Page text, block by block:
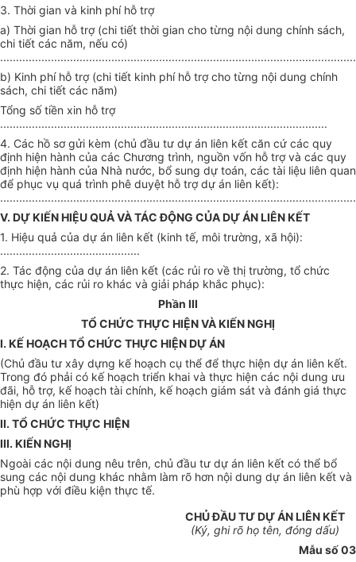
3. Thời gian và kinh phí hỗ trợ
a) Thời gian hỗ trợ (chi tiết thời gian cho từng nội dung chính sách,
chi tiết các năm, nếu có)
b) Kinh phí hỗ trợ (chi tiết kinh phí hỗ trợ cho từng nội dung chính
sách, chi tiết các năm)
Tổng số tiền xin hỗ trợ
.......................................................................................................
4. Các hồ sơ gửi kèm (chủ đầu tư dự án liên kết căn cứ các quy
định hiện hành của các Chương trình, nguồn vốn hỗ trợ và các quy
định hiện hành của Nhà nước, bổ sung dự toán, các tài liệu liên quan
để phục vụ quá trình phê duyệt hỗ trợ dự án liên kết):
V. DỰ KIẾN HIỆU QUẢ VÀ TÁC ĐỘNG CỦA DỰ ÁN LIÊN KẾT
1. Hiệu quả của dự án liên kết (kinh tế, môi trường, xã hội):
............................................
2. Tác động của dự án liên kết (các rủi ro về thị trường, tổ chức
thực hiện, các rủi ro khác và giải pháp khắc phục):
Phần III
TỔ CHỨC THỰC HIỆN VÀ KIẾN NGHỊ
I. KẾ HOẠCH TỔ CHỨC THỰC HIỆN DỰ ÁN
(Chủ đầu tư xây dựng kế hoạch cụ thể để thực hiện dự án liên kết.
Trong đó phải có kế hoạch triển khai và thực hiện các nội dung ưu
đãi, hỗ trợ, kế hoạch tài chính, kế hoạch giám sát và đánh giá thực
hiện dự án liên kết)
II. TỔ CHỨC THỰC HIỆN
III. KIẾN NGHỊ
Ngoài các nội dung nêu trên, chủ đầu tư dự án liên kết có thể bổ
sung các nội dung khác nhằm làm rõ hơn nội dung dự án liên kết và
phù hợp với điều kiện thực tế.
CHỦ ĐẦU TƯ DỰ ÁN LIÊN KẾT
(Ký, ghi rõ họ tên, đóng dấu)
Mẫu số 03